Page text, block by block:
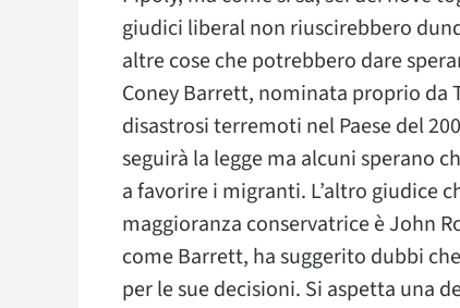
giudici liberal non riuscirebbero
altre cose che potrebbero dare
Coney Barrett, nominata proprio
disastrosi terremoti nel Paese del
seguirà la legge ma alcuni sperano
a favorire i migranti. L’altro giudice
maggioranza conservatrice è John
come Barrett, ha suggerito dubbi
per le sue decisioni. Si aspetta una